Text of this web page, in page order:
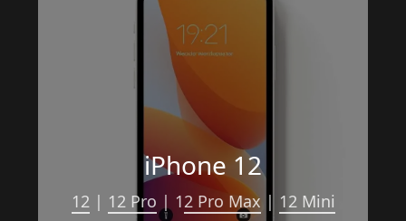
iPhone 12
12 | 12 Pro | 12 Pro Max | 12 Mini